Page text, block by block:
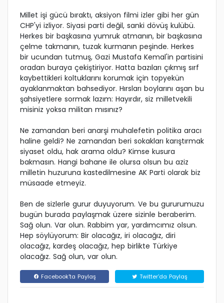
Millet işi gücü bıraktı, aksiyon filmi izler gibi her gün
CHP'yi izliyor. Siyasi parti değil, sanki dövüş kulübü.
Herkes bir başkasına yumruk atmanın, bir başkasına
çelme takmanın, tuzak kurmanın peşinde. Herkes
bir ucundan tutmuş, Gazi Mustafa Kemal'in partisini
oradan buraya çekiştiriyor. Hatta bazıları çıkmış sırf
kaybettikleri koltuklarını korumak için topyekün
ayaklanmaktan bahsediyor. Hırsları boylarını aşan bu
şahsiyetlere sormak lazım: Hayırdır, siz milletvekili
misiniz yoksa militan mısınız?
Ne zamandan beri anarşi muhalefetin politika aracı
haline geldi? Ne zamandan beri sokakları karıştırmak
siyaset oldu, hak arama oldu? Kimse kusura
bakmasın. Hangi bahane ile olursa olsun bu aziz
milletin huzuruna kastedilmesine AK Parti olarak biz
müsaade etmeyiz.
Ben de sizlerle gurur duyuyorum. Ve bu gururumuzu
bugün burada paylaşmak üzere sizinle beraberim.
Sağ olun. Var olun. Rabbim yar, yardımcımız olsun.
Hep söylüyorum: Bir olacağız, iri olacağız, diri
olacağız, kardeş olacağız, hep birlikte Türkiye
olacağız. Sağ olun, var olun.
Facebook'ta Paylaş Twitter'da Paylaş